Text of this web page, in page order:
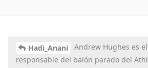
Hadi_Anani
Andrew Hughes es
responsable del balón parado del